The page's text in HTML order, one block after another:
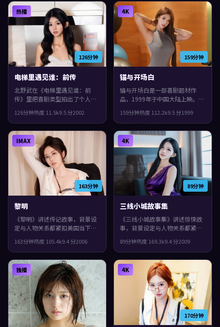
126分钟
热播
电梯里遇见谁：前传
北野武在《电梯里遇见谁：前
传》里把喜剧类型拍出了个人印
年与观众见面。主演包括惠英
红、安藤樱、蒂尔达·斯文顿。
影片在类型框架里仍保留了作者
表达，节奏前半段克制蓄力，后
半段集中爆发。
126分钟热度 11.5k9.5分2002
159分钟
4K
锚与开场白
锚与开场白是一部喜剧题材作
品，1999年于中国大陆上映。由
腾等主演。叙事在回忆与现实之
间交错推进，片尾余味很足。
159分钟热度 112.2k9.5分1999
163分钟
IMAX
黎明
《黎明》讲述传记故事，背景设
定与人物关系都紧扣美国当下的
执导，刘青云、苍井优、裴斗娜
领衔。镜头语言偏写实，细节里
埋着伏笔，片尾余味很足。
163分钟热度 105.4k9.4分2006
89分钟
4K
三线小城故事集
《三线小城故事集》讲述惊悚故
事，背景设定与人物关系都紧扣
映，黑泽清执导，提莫西·查拉
梅、吴镇宇、肖战领衔。人物在
道德与生存之间反复拉扯，片尾
余味很足。
89分钟热度 169.3k9.4分2009
独播
170分钟
4K